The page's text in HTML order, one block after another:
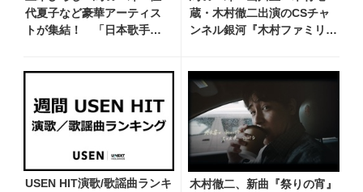
代夏子など豪華アーティス
トが集結！ 「日本歌手協
蔵・木村徹二出演のCSチャ
ンネル銀河『木村ファミリー
放送回の収録の模様を密着レ
ポート！
USEN HIT演歌/歌謡曲ランキ
木村徹二、新曲『祭りの宵』